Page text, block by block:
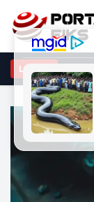
LAJMEme armë në